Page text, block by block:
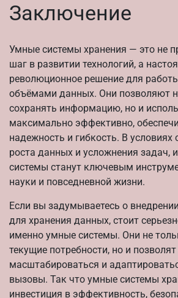
Заключение
Умные системы хранения — это не
шаг в развитии технологий, а
революционное решение для
объёмами данных. Они позволяют
сохранять информацию, но и
максимально эффективно,
надежность и гибкость. В условиях
роста данных и усложнения задач,
системы станут ключевым
науки и повседневной жизни.
Если вы задумываетесь о
для хранения данных, стоит
именно умные системы. Они не
текущие потребности, но и
масштабироваться и
вызовы. Так что умные системы
инвестиция в эффективность,